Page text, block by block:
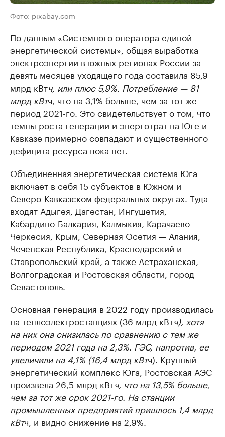
Фото: pixabay.com
По данным «Системного оператора единой
энергетической системы», общая выработка
электроэнергии в южных регионах России за
девять месяцев уходящего года составила 85,9
млрд кВтч, или плюс 5,9%. Потребление — 81
млрд кВтч, что на 3,1% больше, чем за тот же
период 2021-го. Это свидетельствует о том, что
темпы роста генерации и энерготрат на Юге и
Кавказе примерно совпадают и существенного
дефицита ресурса пока нет.
Объединенная энергетическая система Юга
включает в себя 15 субъектов в Южном и
Северо-Кавказском федеральных округах. Туда
входят Адыгея, Дагестан, Ингушетия,
Кабардино-Балкария, Калмыкия, Карачаево-
Черкесия, Крым, Северная Осетия — Алания,
Чеченская Республика, Краснодарский и
Ставропольский край, а также Астраханская,
Волгоградская и Ростовская области, город
Севастополь.
Основная генерация в 2022 году производилась
на теплоэлектростанциях (36 млрд кВтч), хотя
на них она снизилась по сравнению с тем же
периодом 2021 года на 2,3%. ГЭС, напротив, ее
увеличили на 4,1% (16,4 млрд кВтч). Крупный
энергетический комплекс Юга, Ростовская АЭС
произвела 26,5 млрд кВтч, что на 13,5% больше,
чем за тот же срок 2021-го. На станции
промышленных предприятий пришлось 1,4 млрд
кВтч, и видно снижение на 2,9%.